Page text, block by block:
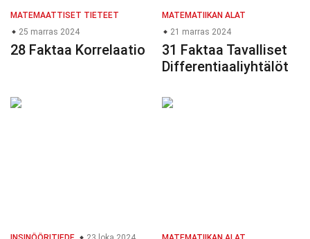
MATEMAATTISET TIETEET
25 marras 2024
28 Faktaa Korrelaatio
MATEMATIIKAN ALAT
21 marras 2024
31 Faktaa Tavalliset
Differentiaaliyhtälöt